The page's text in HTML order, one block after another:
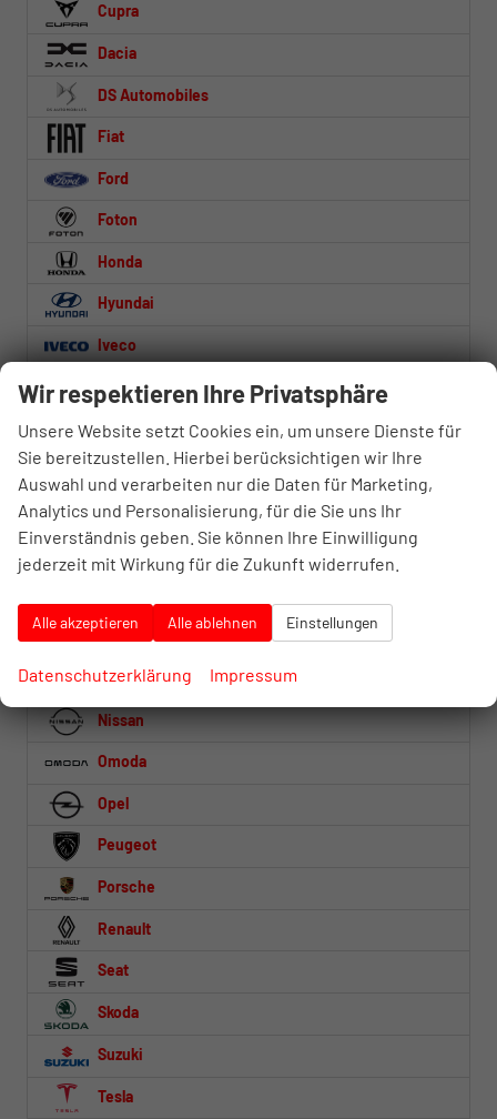
Cupra
Dacia
DS Automobiles
Fiat
Ford
Foton
Honda
Hyundai
Iveco
Jaecoo
Jeep
Kia
Lynk & Co
Mitsubishi
Nissan
Omoda
Opel
Peugeot
Porsche
Renault
Seat
Skoda
Suzuki
Tesla
Wir respektieren Ihre Privatsphäre
Unsere Website setzt Cookies ein, um unsere Dienste für
Sie bereitzustellen. Hierbei berücksichtigen wir Ihre
Auswahl und verarbeiten nur die Daten für Marketing,
Analytics und Personalisierung, für die Sie uns Ihr
Einverständnis geben. Sie können Ihre Einwilligung
jederzeit mit Wirkung für die Zukunft widerrufen.
Alle akzeptieren Alle ablehnen Einstellungen
Datenschutzerklärung Impressum